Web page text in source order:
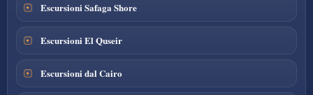
Escursioni Safaga Shore
Escursioni El Quseir
Escursioni dal Cairo